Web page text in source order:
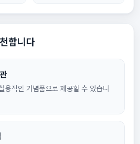
합니다
용적인 기념품으로 제공할 수 있습니